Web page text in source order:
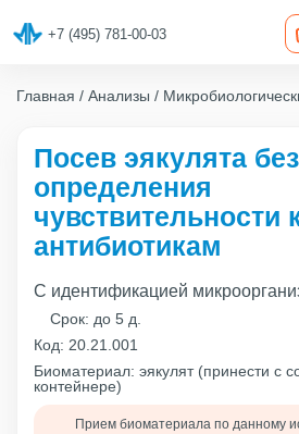
+7 (495) 781-00-03
Главная Анализы
Посев эякулята без
определения
чувствительности
антибиотикам
С идентификацией
Срок: до 5 д.
Код: 20.21.001
Биоматериал: эякулят (принести с
контейнере)
Прием биоматериала по данному